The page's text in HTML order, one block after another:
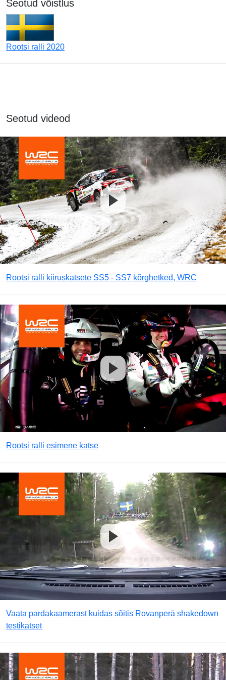
Seotud võistlus
Rootsi ralli 2020
Seotud videod
Rootsi ralli kiiruskatsete SS5 - SS7 kõrghetked, WRC
Rootsi ralli esimene katse
Vaata pardakaamerast kuidas sõitis Rovanperä shakedown
testikatset